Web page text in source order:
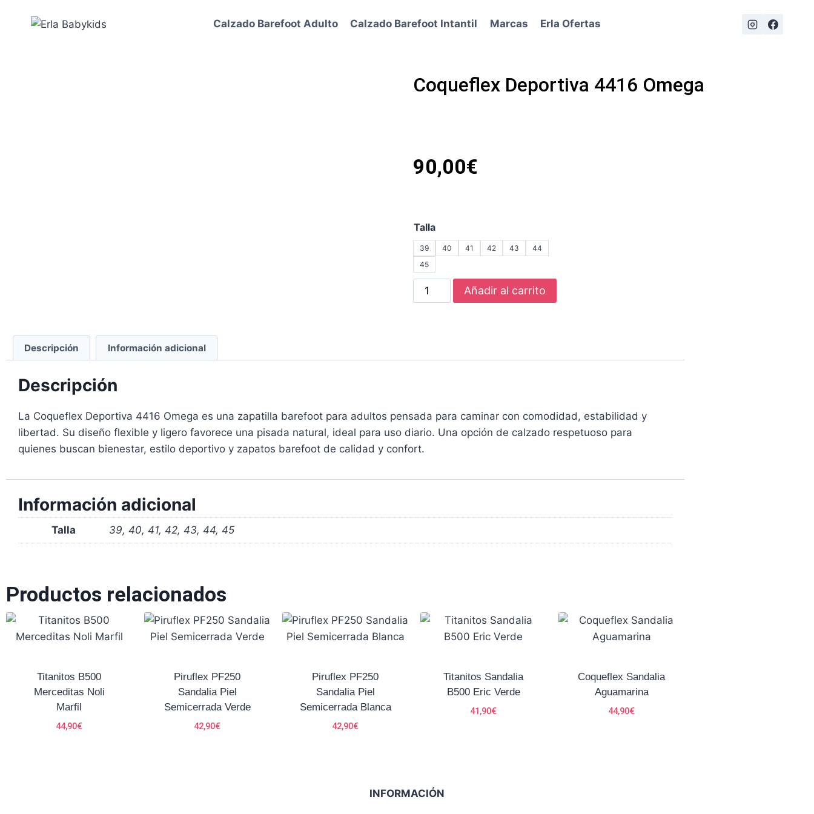
Calzado Barefoot Adulto Calzado Barefoot Intantil Marcas Erla Ofertas
Coqueflex Deportiva 4416 Omega
90,00€
Talla
39 40 41 42 43
44
45
Añadir al carrito
Descripción Información adicional
Descripción
La Coqueflex Deportiva 4416 Omega es una zapatilla barefoot para adultos pensada para caminar con comodidad, estabilidad y
libertad. Su diseño flexible y ligero favorece una pisada natural, ideal para uso diario. Una opción de calzado respetuoso para
quienes buscan bienestar, estilo deportivo y zapatos barefoot de calidad y confort.
Información adicional
Talla 39, 40, 41, 42, 43, 44, 45
Productos relacionados
Titanitos B500
Merceditas Noli
Marfil
44,90€
Piruflex PF250
Sandalia Piel
Semicerrada Verde
42,90€
Piruflex PF250
Sandalia Piel
Semicerrada Blanca
42,90€
Titanitos Sandalia
B500 Eric Verde
41,90€
Coqueflex Sandalia
Aguamarina
44,90€
INFORMACIÓN